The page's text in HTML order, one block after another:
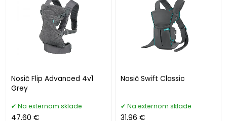
Nosič Flip Advanced 4v1
Grey
Na externom sklade
47.60 €
Nosič Swift Classic
Na externom sklade
31.96 €